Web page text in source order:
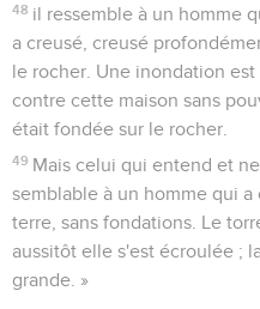
48 il ressemble à un homme
a creusé, creusé
le rocher. Une inondation
contre cette maison sans
était fondée sur le rocher.
49 Mais celui qui entend et
semblable à un homme qui
terre, sans fondations. Le
aussitôt elle s'est écroulée ;
grande. »